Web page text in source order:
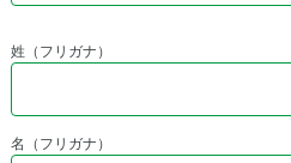
姓（フリガナ）
名（フリガナ）